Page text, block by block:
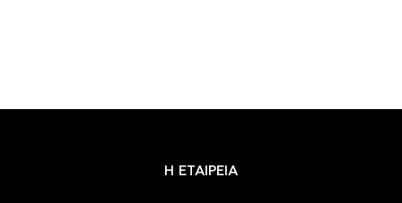
Η ΕΤΑΙΡΕΙΑ